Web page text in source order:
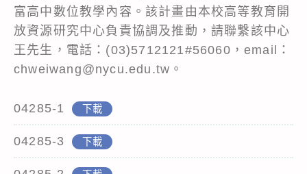
富高中數位教學內容。該計畫由本校高等教育開
放資源研究中心負責協調及推動，請聯繫該中心
王先生，電話：(03)5712121#56060，email：
chweiwang@nycu.edu.tw。
04285-1 下載
04285-3 下載